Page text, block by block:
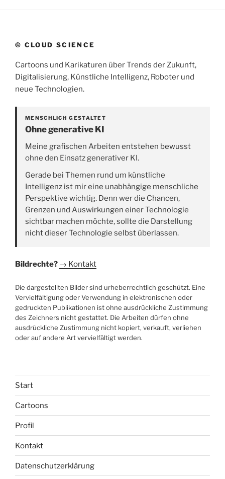
© CLOUD SCIENCE
Cartoons und Karikaturen über Trends der Zukunft,
Digitalisierung, Künstliche Intelligenz, Roboter und
neue Technologien.
MENSCHLICH GESTALTET
Ohne generative KI
Meine grafischen Arbeiten entstehen bewusst
ohne den Einsatz generativer KI.
Gerade bei Themen rund um künstliche
Intelligenz ist mir eine unabhängige menschliche
Perspektive wichtig. Denn wer die Chancen,
Grenzen und Auswirkungen einer Technologie
sichtbar machen möchte, sollte die Darstellung
nicht dieser Technologie selbst überlassen.
Bildrechte? → Kontakt
Die dargestellten Bilder sind urheberrechtlich geschützt. Eine
Vervielfältigung oder Verwendung in elektronischen oder
gedruckten Publikationen ist ohne ausdrückliche Zustimmung
des Zeichners nicht gestattet. Die Arbeiten dürfen ohne
ausdrückliche Zustimmung nicht kopiert, verkauft, verliehen
oder auf andere Art vervielfältigt werden.
Start
Cartoons
Profil
Kontakt
Datenschutzerklärung